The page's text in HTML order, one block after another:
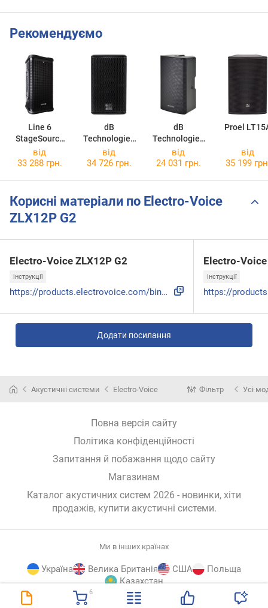
6
Рекомендуємо
Line 6
StageSource
L2m
dB
Technologies
LVX 8
dB
Technologies
KL 15
Proel
від
33 288 грн.
від
34 726 грн.
від
24 031 грн.
від
35 199
Корисні матеріали по Electro-Voice
ZLX12P G2
Electro-Voice ZLX12P G2
інструкції
https://products.electrovoice.com/binary/ZLX-G2_QUG_V02_en....
Electro-
інструкції
Додати посилання
Акустичні системи Electro-Voice Фільтр Усі
Повна версія сайту
Політика конфіденційності
Запитання й побажання щодо сайту
Магазинам
Каталог акустичних систем 2026 - новинки, хіти
продажів, купити акустичні системи.
Ми в інших країнах
Україна Велика Британія США
Польща
Казахстан